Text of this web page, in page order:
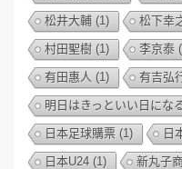
松井大輔 (1) 松下幸
村田聖樹 (1) 李京泰
有田惠人 (1) 有吉弘
明日はきっといい日にな
日本足球購票 (1) 日
日本U24 (1) 新丸子